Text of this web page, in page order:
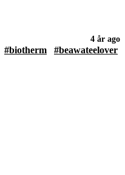
4 år ago
#biotherm
#beawateelover